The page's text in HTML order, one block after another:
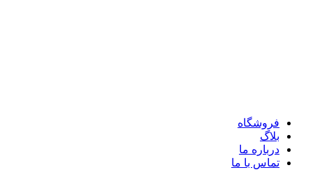
فروشگاه
بلاگ
درباره ما
تماس با ما